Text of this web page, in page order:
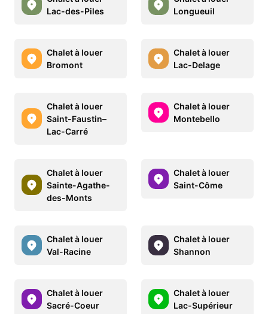
Lac-des-Piles
Longueuil
Chalet à louer
Bromont
Chalet à louer
Lac-Delage
Chalet à louer
Saint-Faustin–
Lac-Carré
Chalet à louer
Montebello
Chalet à louer
Sainte-Agathe-
des-Monts
Chalet à louer
Saint-Côme
Chalet à louer
Val-Racine
Chalet à louer
Shannon
Chalet à louer
Sacré-Coeur
Chalet à louer
Lac-Supérieur